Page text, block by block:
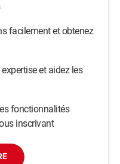
facilement et obtenez
et aidez les
fonctionnalités
inscrivant